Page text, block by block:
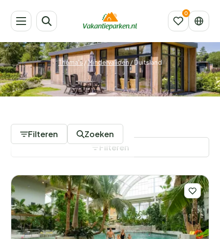
Thema's / Mindervaliden/Duitsland
Filteren Zoeken
Filters opslaan
Filteren